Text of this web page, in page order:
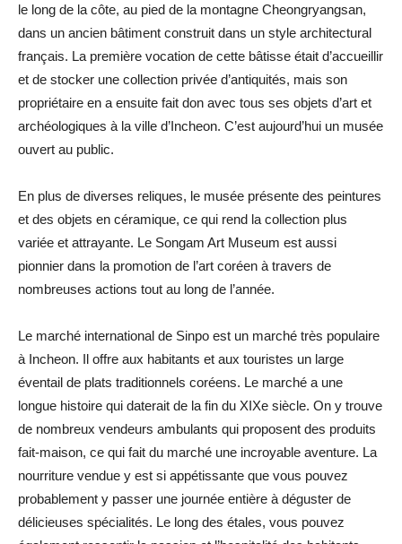
le long de la côte, au pied de la montagne Cheongryangsan,
dans un ancien bâtiment construit dans un style architectural
français. La première vocation de cette bâtisse était d’accueillir
et de stocker une collection privée d’antiquités, mais son
propriétaire en a ensuite fait don avec tous ses objets d’art et
archéologiques à la ville d’Incheon. C’est aujourd’hui un musée
ouvert au public.
En plus de diverses reliques, le musée présente des peintures
et des objets en céramique, ce qui rend la collection plus
variée et attrayante. Le Songam Art Museum est aussi
pionnier dans la promotion de l’art coréen à travers de
nombreuses actions tout au long de l’année.
Le marché international de Sinpo est un marché très populaire
à Incheon. Il offre aux habitants et aux touristes un large
éventail de plats traditionnels coréens. Le marché a une
longue histoire qui daterait de la fin du XIXe siècle. On y trouve
de nombreux vendeurs ambulants qui proposent des produits
fait-maison, ce qui fait du marché une incroyable aventure. La
nourriture vendue y est si appétissante que vous pouvez
probablement y passer une journée entière à déguster de
délicieuses spécialités. Le long des étales, vous pouvez